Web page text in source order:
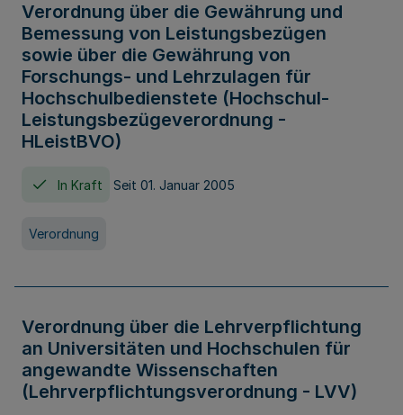
Verordnung über die Gewährung und
Bemessung von Leistungsbezügen
sowie über die Gewährung von
Forschungs- und Lehrzulagen für
Hochschulbedienstete (Hochschul-
Leistungsbezügeverordnung -
HLeistBVO)
In Kraft Seit 01. Januar 2005
Verordnung
Verordnung über die Lehrverpflichtung
an Universitäten und Hochschulen für
angewandte Wissenschaften
(Lehrverpflichtungsverordnung - LVV)